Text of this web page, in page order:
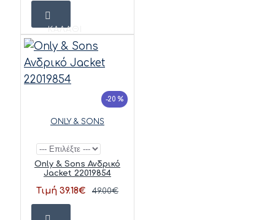
ΚΑΛΆΘΙ
-20 %
ONLY & SONS
Only & Sons Ανδρικό
Jacket 22019854
Τιμή 39.18€ 49.00€